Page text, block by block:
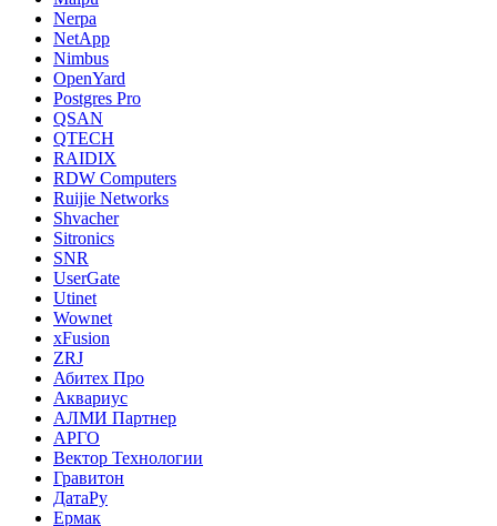
Nerpa
NetApp
Nimbus
OpenYard
Postgres Pro
QSAN
QTECH
RAIDIX
RDW Computers
Ruijie Networks
Shvacher
Sitronics
SNR
UserGate
Utinet
Wownet
xFusion
ZRJ
Абитех Про
Аквариус
АЛМИ Партнер
АРГО
Вектор Технологии
Гравитон
ДатаРу
Ермак